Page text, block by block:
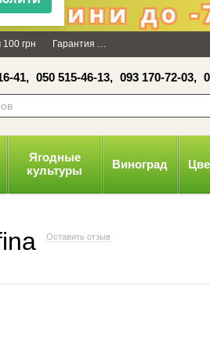
×
грн Гарантия Оплата
41, 050 515-46-13, 093 170-72-03,
Ягодные
культуры
Виноград
Оставить отзыв